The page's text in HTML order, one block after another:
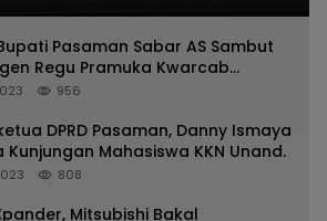
Pasaman Sabar AS Sambut
Regu Pramuka Kwarcab
956
DPRD Pasaman, Danny Ismaya
Kunjungan Mahasiswa KKN Unand.
808
Mitsubishi Bakal